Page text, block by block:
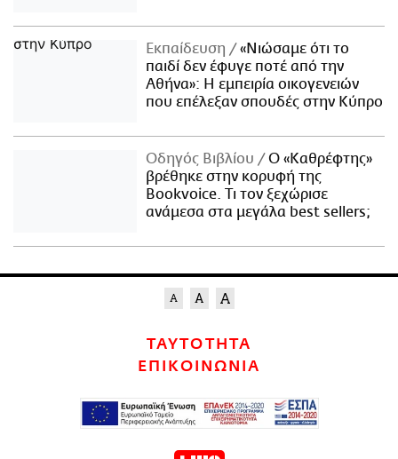
Εκπαίδευση
«Νιώσαμε ότι το
παιδί δεν έφυγε ποτέ από την
Αθήνα»: Η εμπειρία οικογενειών
που επέλεξαν σπουδές στην Κύπρο
Οδηγός Βιβλίου
Ο «Καθρέφτης»
βρέθηκε στην κορυφή της
Bookvoice. Τι τον ξεχώρισε
ανάμεσα στα μεγάλα best sellers;
ΤΑΥΤΟΤΗΤΑ
ΕΠΙΚΟΙΝΩΝΙΑ